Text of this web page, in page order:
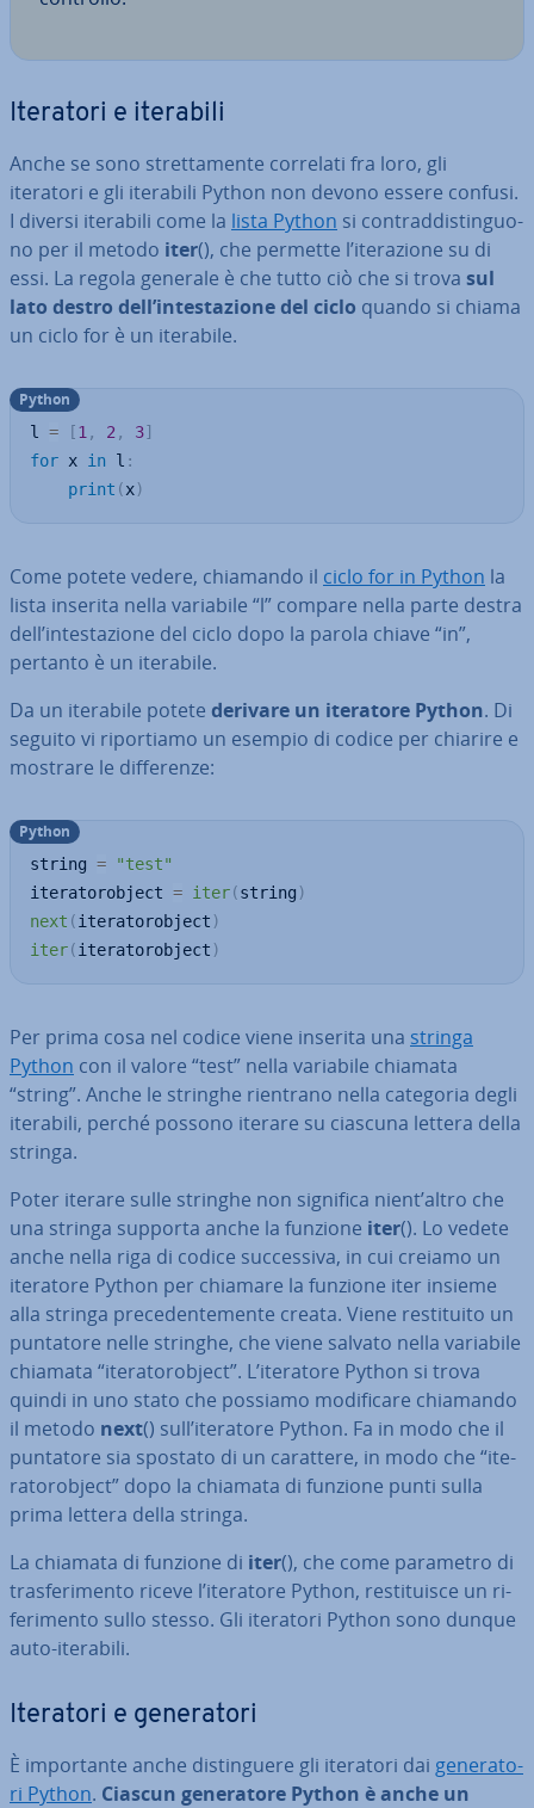
Iteratori e iterabili
Anche se sono stret­ta­men­te correlati fra loro, gli
iteratori e gli iterabili Python non devono essere confusi.
I diversi iterabili come la lista Python si con­trad­di­stin­guo­
no per il metodo iter(), che permette l’ite­ra­zio­ne su di
essi. La regola generale è che tutto ciò che si trova sul
lato destro dell’in­te­sta­zio­ne del ciclo quando si chiama
un ciclo for è un iterabile.
l = [1 , 2 , 3]
for x in l :
print (x)
Python
Come potete vedere, chiamando il ciclo for in Python la
lista inserita nella variabile “l” compare nella parte destra
dell’in­te­sta­zio­ne del ciclo dopo la parola chiave “in”,
pertanto è un iterabile.
Da un iterabile potete derivare un iteratore Python. Di
seguito vi ri­por­tia­mo un esempio di codice per chiarire e
mostrare le dif­fe­ren­ze:
string =
"test"
iteratorobject = iter(string )
next (iteratorobject )
iter(iteratorobject )
Python
Per prima cosa nel codice viene inserita una stringa
Python con il valore “test” nella variabile chiamata
“string”. Anche le stringhe rientrano nella categoria degli
iterabili, perché possono iterare su ciascuna lettera della
stringa.
Poter iterare sulle stringhe non significa nient’altro che
una stringa supporta anche la funzione iter(). Lo vedete
anche nella riga di codice suc­ces­si­va, in cui creiamo un
iteratore Python per chiamare la funzione iter insieme
alla stringa pre­ce­den­te­men­te creata. Viene re­sti­tui­to un
puntatore nelle stringhe, che viene salvato nella variabile
chiamata “ite­ra­to­ro­b­ject”. L’iteratore Python si trova
quindi in uno stato che possiamo mo­di­fi­ca­re chiamando
il metodo next() sull’iteratore Python. Fa in modo che il
puntatore sia spostato di un carattere, in modo che “ite­
ra­to­ro­b­ject” dopo la chiamata di funzione punti sulla
prima lettera della stringa.
La chiamata di funzione di iter(), che come parametro di
tra­sfe­ri­men­to riceve l’iteratore Python, re­sti­tui­sce un ri­
fe­ri­men­to sullo stesso. Gli iteratori Python sono dunque
auto-iterabili.
Iteratori e ge­ne­ra­to­ri
È im­por­tan­te anche di­stin­gue­re gli iteratori dai ge­ne­ra­to­
ri Python. Ciascun ge­ne­ra­to­re Python è anche un